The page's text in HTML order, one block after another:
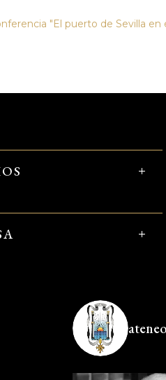
"El puerto de Sevilla